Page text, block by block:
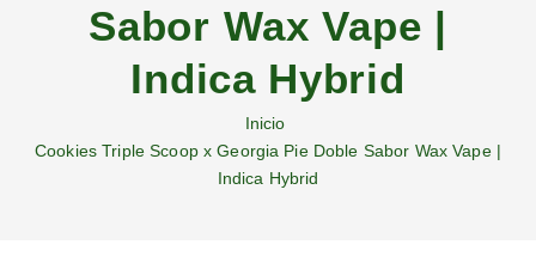
Sabor Wax Vape |
Indica Hybrid
Inicio
Cookies Triple Scoop x Georgia Pie Doble Sabor Wax Vape |
Indica Hybrid